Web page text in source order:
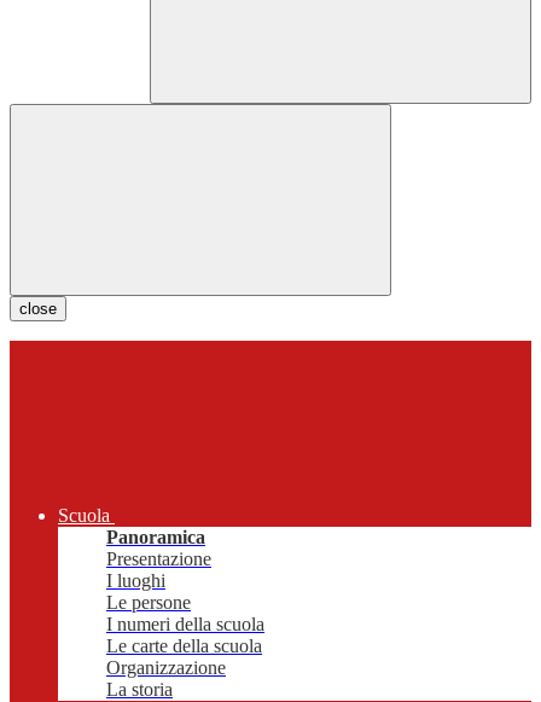
close
Scuola
Panoramica
Presentazione
I luoghi
Le persone
I numeri della scuola
Le carte della scuola
Organizzazione
La storia